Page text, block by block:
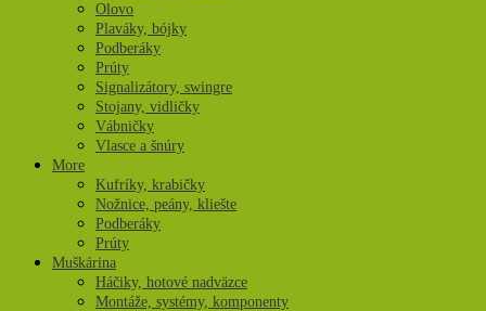
Olovo
Plaváky, bójky
Podberáky
Prúty
Signalizátory, swingre
Stojany, vidličky
Vábničky
Vlasce a šnúry
More
Kufríky, krabičky
Nožnice, peány, kliešte
Podberáky
Prúty
Muškárina
Háčiky, hotové nadväzce
Montáže, systémy, komponenty